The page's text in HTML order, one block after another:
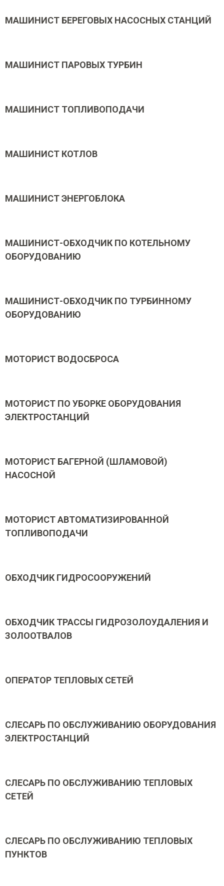
МАШИНИСТ БЕРЕГОВЫХ НАСОСНЫХ СТАНЦИЙ
МАШИНИСТ ПАРОВЫХ ТУРБИН
МАШИНИСТ ТОПЛИВОПОДАЧИ
МАШИНИСТ КОТЛОВ
МАШИНИСТ ЭНЕРГОБЛОКА
МАШИНИСТ-ОБХОДЧИК ПО КОТЕЛЬНОМУ
ОБОРУДОВАНИЮ
МАШИНИСТ-ОБХОДЧИК ПО ТУРБИННОМУ
ОБОРУДОВАНИЮ
МОТОРИСТ ВОДОСБРОСА
МОТОРИСТ ПО УБОРКЕ ОБОРУДОВАНИЯ
ЭЛЕКТРОСТАНЦИЙ
МОТОРИСТ БАГЕРНОЙ (ШЛАМОВОЙ)
НАСОСНОЙ
МОТОРИСТ АВТОМАТИЗИРОВАННОЙ
ТОПЛИВОПОДАЧИ
ОБХОДЧИК ГИДРОСООРУЖЕНИЙ
ОБХОДЧИК ТРАССЫ ГИДРОЗОЛОУДАЛЕНИЯ И
ЗОЛООТВАЛОВ
ОПЕРАТОР ТЕПЛОВЫХ СЕТЕЙ
СЛЕСАРЬ ПО ОБСЛУЖИВАНИЮ ОБОРУДОВАНИЯ
ЭЛЕКТРОСТАНЦИЙ
СЛЕСАРЬ ПО ОБСЛУЖИВАНИЮ ТЕПЛОВЫХ
СЕТЕЙ
СЛЕСАРЬ ПО ОБСЛУЖИВАНИЮ ТЕПЛОВЫХ
ПУНКТОВ